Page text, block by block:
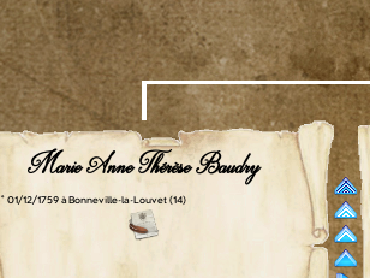
Marie Anne Thérèse Baudry
° 01/12/1759 à Bonneville-la-Louvet (14)